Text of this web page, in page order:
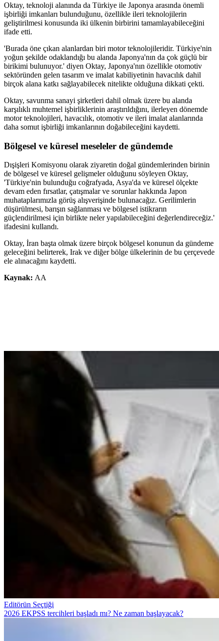
Oktay, teknoloji alanında da Türkiye ile Japonya arasında önemli
işbirliği imkanları bulunduğunu, özellikle ileri teknolojilerin
geliştirilmesi konusunda iki ülkenin birbirini tamamlayabileceğini
ifade etti.
'Burada öne çıkan alanlardan biri motor teknolojileridir. Türkiye'nin
yoğun şekilde odaklandığı bu alanda Japonya'nın da çok güçlü bir
birikimi bulunuyor.' diyen Oktay, Japonya'nın özellikle otomotiv
sektöründen gelen tasarım ve imalat kabiliyetinin havacılık dahil
birçok alana katkı sağlayabilecek nitelikte olduğuna dikkati çekti.
Oktay, savunma sanayi şirketleri dahil olmak üzere bu alanda
karşılıklı muhtemel işbirliklerinin araştırıldığını, ilerleyen dönemde
motor teknolojileri, havacılık, otomotiv ve ileri imalat alanlarında
daha somut işbirliği imkanlarının doğabileceğini kaydetti.
Bölgesel ve küresel meseleler de gündemde
Dışişleri Komisyonu olarak ziyaretin doğal gündemlerinden birinin
de bölgesel ve küresel gelişmeler olduğunu söyleyen Oktay,
'Türkiye'nin bulunduğu coğrafyada, Asya'da ve küresel ölçekte
devam eden fırsatlar, çatışmalar ve sorunlar hakkında Japon
muhataplarımızla görüş alışverişinde bulunacağız. Gerilimlerin
düşürülmesi, barışın sağlanması ve bölgesel istikrarın
güçlendirilmesi için birlikte neler yapılabileceğini değerlendireceğiz.'
ifadesini kullandı.
Oktay, İran başta olmak üzere birçok bölgesel konunun da gündeme
geleceğini belirterek, Irak ve diğer bölge ülkelerinin de bu çerçevede
ele alınacağını kaydetti.
Kaynak: AA
Editörün Seçtiği
2026 EKPSS tercihleri başladı mı? Ne zaman başlayacak?